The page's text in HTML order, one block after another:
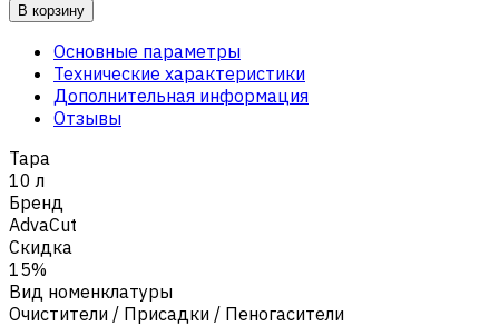
В корзину
Основные параметры
Технические характеристики
Дополнительная информация
Отзывы
Тара
10 л
Бренд
AdvaCut
Скидка
15%
Вид номенклатуры
Очистители / Присадки / Пеногасители